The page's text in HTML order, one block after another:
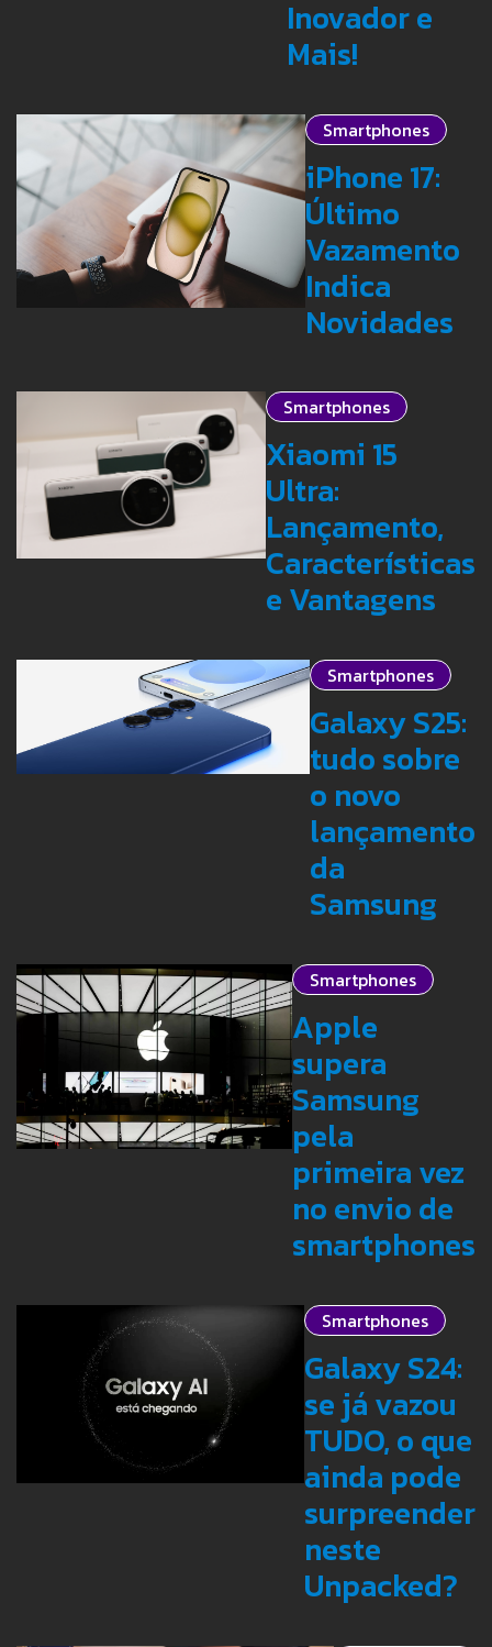
Inovador e
Mais!
Smartphones
iPhone 17:
Último
Vazamento
Indica
Novidades
Smartphones
Xiaomi 15
Ultra:
Lançamento,
Características
e Vantagens
Smartphones
Galaxy S25:
tudo sobre
o novo
lançamento
da
Samsung
Smartphones
Apple
supera
Samsung
pela
primeira vez
no envio de
smartphones
Smartphones
Galaxy S24:
se já vazou
TUDO, o que
ainda pode
surpreender
neste
Unpacked?